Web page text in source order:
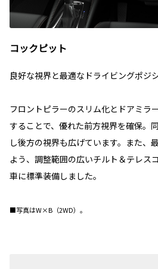
コックピット
良好な視界と最適なドライビングポジシ
フロントピラーのスリム化とドアミラ
することで、優れた前方視界を確保。
し後方の視界も広げています。また、
よう、調整範囲の広いチルト＆テレス
車に標準装備しました。
■写真はW×B（2WD）。